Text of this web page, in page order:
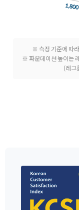
※ 측정 기준에 따
※ 파운데이션 높이는
(레그